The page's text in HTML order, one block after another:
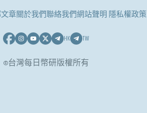
章關於我們聯絡我們網站聲明 隱私權政策
HK TW
©台灣每日幣研版權所有